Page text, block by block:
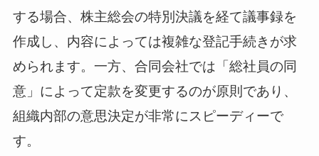
する場合、株主総会の特別決議を経て議事録を
作成し、内容によっては複雑な登記手続きが求
められます。一方、合同会社では「総社員の同
意」によって定款を変更するのが原則であり、
組織内部の意思決定が非常にスピーディーで
す。